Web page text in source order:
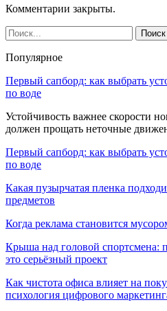
Комментарии закрыты.
Популярное
Первый сапборд: как выбрать
по воде
Устойчивость важнее скорости
должен прощать неточные
Первый сапборд: как выбрать
по воде
Какая пузырчатая пленка
предметов
Когда реклама становится
Крыша над головой спортсмена:
это серьёзный проект
Как чистота офиса влияет на
психология цифрового